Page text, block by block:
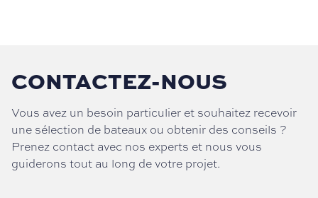
CONTACTEZ-NOUS
Vous avez un besoin particulier et souhaitez recevoir
une sélection de bateaux ou obtenir des conseils ?
Prenez contact avec nos experts et nous vous
guiderons tout au long de votre projet.